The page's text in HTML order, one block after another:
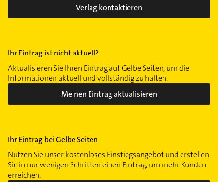
Verlag kontaktieren
Ihr Eintrag ist nicht aktuell?
Aktualisieren Sie Ihren Eintrag auf Gelbe Seiten, um die
Informationen aktuell und vollständig zu halten.
Meinen Eintrag aktualisieren
Ihr Eintrag bei Gelbe Seiten
Nutzen Sie unser kostenloses Einstiegsangebot und erstellen
Sie in nur wenigen Schritten einen Eintrag, um mehr Kunden
erreichen.